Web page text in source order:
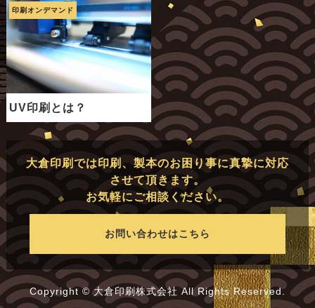
印刷オンデマンド
UV印刷とは？
大倉印刷では印刷、製本のお困り事に真摯に対応
させて頂きます。
お気軽にご相談ください。
お問い合わせはこちら
Copyright © 大倉印刷株式会社 All Rights Reserved.